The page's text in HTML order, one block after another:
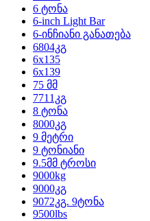
6 ტონა
6-inch Light Bar
6-ინჩიანი განათება
6804კგ
6x135
6x139
75 მმ
7711კგ
8 ტონა
8000კგ
9 მეტრი
9 ტონიანი
9.5მმ ტროსი
9000kg
9000კგ
9072კგ. 9ტონა
9500lbs